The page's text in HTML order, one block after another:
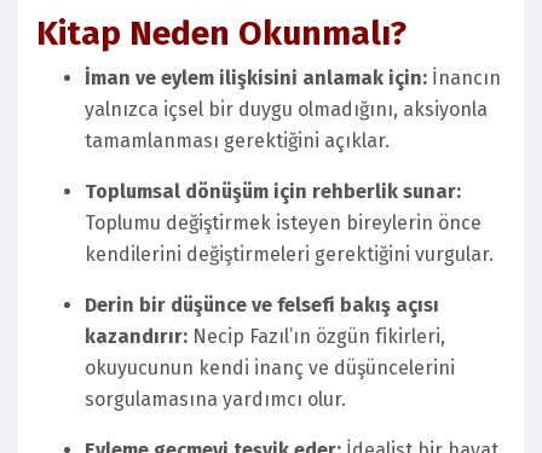
Kitap Neden Okunmalı?
İman ve eylem ilişkisini anlamak için: İnancın
yalnızca içsel bir duygu olmadığını, aksiyonla
tamamlanması gerektiğini açıklar.
Toplumsal dönüşüm için rehberlik sunar:
Toplumu değiştirmek isteyen bireylerin önce
kendilerini değiştirmeleri gerektiğini vurgular.
Derin bir düşünce ve felsefi bakış açısı
kazandırır: Necip Fazıl’ın özgün fikirleri,
okuyucunun kendi inanç ve düşüncelerini
sorgulamasına yardımcı olur.